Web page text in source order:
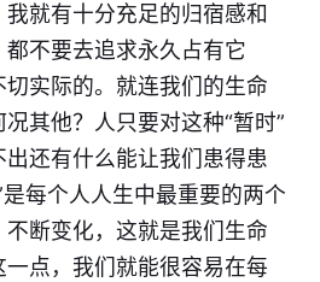
就有十分充足的归宿感和
不要去追求永久占有它
实际的。就连我们的生命
其他？人只要对这种“暂时”
还有什么能让我们患得患
是每个人人生中最重要的两个
断变化，这就是我们生命
点，我们就能很容易在每